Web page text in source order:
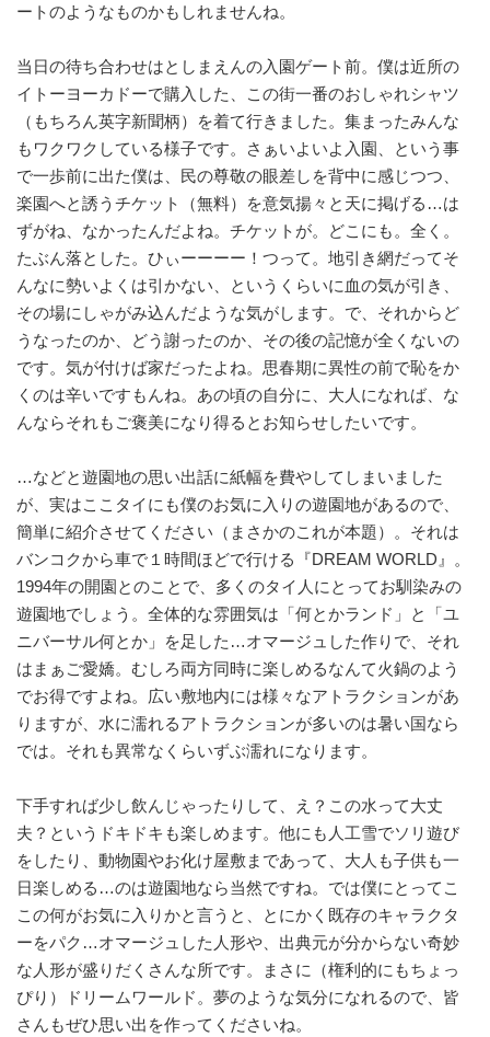
ートのようなものかもしれませんね。
当日の待ち合わせはとしまえんの入園ゲート前。僕は近所の
イトーヨーカドーで購入した、この街一番のおしゃれシャツ
（もちろん英字新聞柄）を着て行きました。集まったみんな
もワクワクしている様子です。さぁいよいよ入園、という事
で一歩前に出た僕は、民の尊敬の眼差しを背中に感じつつ、
楽園へと誘うチケット（無料）を意気揚々と天に掲げる…は
ずがね、なかったんだよね。チケットが。どこにも。全く。
たぶん落とした。ひぃーーーー！つって。地引き網だってそ
んなに勢いよくは引かない、というくらいに血の気が引き、
その場にしゃがみ込んだような気がします。で、それからど
うなったのか、どう謝ったのか、その後の記憶が全くないの
です。気が付けば家だったよね。思春期に異性の前で恥をか
くのは辛いですもんね。あの頃の自分に、大人になれば、な
んならそれもご褒美になり得るとお知らせしたいです。
…などと遊園地の思い出話に紙幅を費やしてしまいました
が、実はここタイにも僕のお気に入りの遊園地があるので、
簡単に紹介させてください（まさかのこれが本題）。それは
バンコクから車で１時間ほどで行ける『DREAM WORLD』。
1994年の開園とのことで、多くのタイ人にとってお馴染みの
遊園地でしょう。全体的な雰囲気は「何とかランド」と「ユ
ニバーサル何とか」を足した…オマージュした作りで、それ
はまぁご愛嬌。むしろ両方同時に楽しめるなんて火鍋のよう
でお得ですよね。広い敷地内には様々なアトラクションがあ
りますが、水に濡れるアトラクションが多いのは暑い国なら
では。それも異常なくらいずぶ濡れになります。
下手すれば少し飲んじゃったりして、え？この水って大丈
夫？というドキドキも楽しめます。他にも人工雪でソリ遊び
をしたり、動物園やお化け屋敷まであって、大人も子供も一
日楽しめる…のは遊園地なら当然ですね。では僕にとってこ
この何がお気に入りかと言うと、とにかく既存のキャラクタ
ーをパク…オマージュした人形や、出典元が分からない奇妙
な人形が盛りだくさんな所です。まさに（権利的にもちょっ
ぴり）ドリームワールド。夢のような気分になれるので、皆
さんもぜひ思い出を作ってくださいね。